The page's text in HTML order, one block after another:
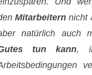
Mitarbeitern nicht
natürlich auch
tun kann,